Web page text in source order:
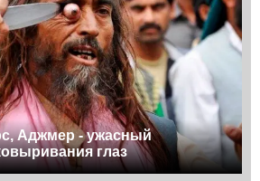
Аджмер - ужасный
глаз